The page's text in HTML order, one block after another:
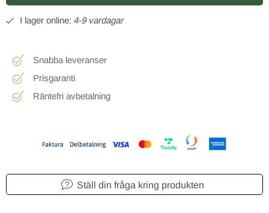
4-9 vardagar
Snabba leveranser
Prisgaranti
Räntefri avbetalning
Ställ din fråga kring produkten